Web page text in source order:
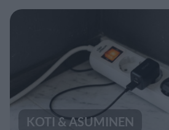
KOTI & ASUMINEN